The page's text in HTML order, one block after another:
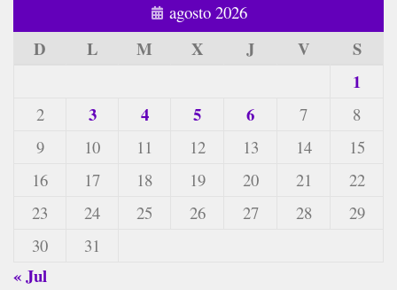
agosto 2026
D L M X J V
S
1
2 3 4 5 6 7
8
9
10 11 12 13 14
15
16
17 18 19 20 21
22
23
24 25 26 27 28
29
30
31
« Jul